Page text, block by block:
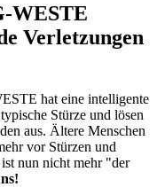
WESTE
Verletzungen
hat eine intelligente
Stürze und lösen
aus. Ältere Menschen
vor Stürzen und
nun nicht mehr "der